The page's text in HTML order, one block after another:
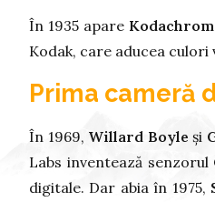
În 1935 apare
Kodak, care aducea culori
Prima cameră
În 1969, Willard Boyle și
Labs inventează
digitale. Dar abia în 1975,